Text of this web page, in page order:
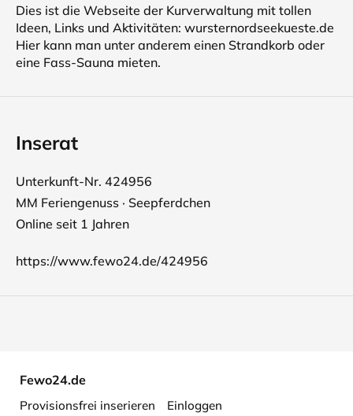
Dies ist die Webseite der Kurverwaltung mit tollen
Ideen, Links und Aktivitäten: wursternordseekueste.de
Hier kann man unter anderem einen Strandkorb oder
eine Fass-Sauna mieten.
Inserat
Unterkunft-Nr. 424956
MM Feriengenuss · Seepferdchen
Online seit 1 Jahren
https://www.fewo24.de/424956
Fewo24.de
Provisionsfrei inserieren Einloggen